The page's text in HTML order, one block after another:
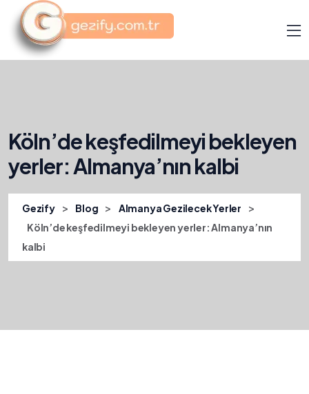
Köln’de keşfedilmeyi bekleyen
yerler: Almanya’nın kalbi
Gezify > Blog > Almanya Gezilecek Yerler >
Köln’de keşfedilmeyi bekleyen yerler: Almanya’nın
kalbi